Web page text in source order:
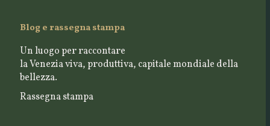
Blog e rassegna stampa
Un luogo per raccontare
la Venezia viva, produttiva, capitale mondiale della
bellezza.
Rassegna stampa